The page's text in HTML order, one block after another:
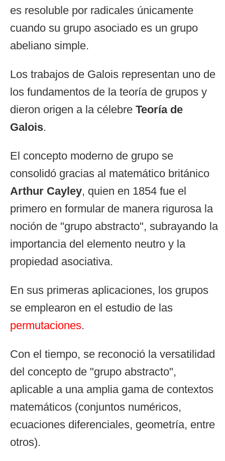
es resoluble por radicales únicamente
cuando su grupo asociado es un grupo
abeliano simple.
Los trabajos de Galois representan uno de
los fundamentos de la teoría de grupos y
dieron origen a la célebre Teoría de
Galois.
El concepto moderno de grupo se
consolidó gracias al matemático británico
Arthur Cayley, quien en 1854 fue el
primero en formular de manera rigurosa la
noción de "grupo abstracto", subrayando la
importancia del elemento neutro y la
propiedad asociativa.
En sus primeras aplicaciones, los grupos
se emplearon en el estudio de las
permutaciones.
Con el tiempo, se reconoció la versatilidad
del concepto de "grupo abstracto",
aplicable a una amplia gama de contextos
matemáticos (conjuntos numéricos,
ecuaciones diferenciales, geometría, entre
otros).